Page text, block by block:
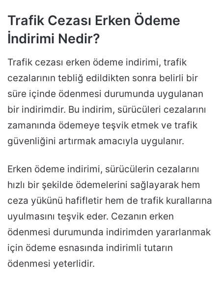
Trafik Cezası Erken Ödeme
İndirimi Nedir?
Trafik cezası erken ödeme indirimi, trafik
cezalarının tebliğ edildikten sonra belirli bir
süre içinde ödenmesi durumunda uygulanan
bir indirimdir. Bu indirim, sürücüleri cezalarını
zamanında ödemeye teşvik etmek ve trafik
güvenliğini artırmak amacıyla uygulanır.
Erken ödeme indirimi, sürücülerin cezalarını
hızlı bir şekilde ödemelerini sağlayarak hem
ceza yükünü hafifletir hem de trafik kurallarına
uyulmasını teşvik eder. Cezanın erken
ödenmesi durumunda indirimden yararlanmak
için ödeme esnasında indirimli tutarın
ödenmesi yeterlidir.